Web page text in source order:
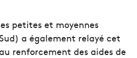
petites et moyennes
a également relayé cet
renforcement des aides de